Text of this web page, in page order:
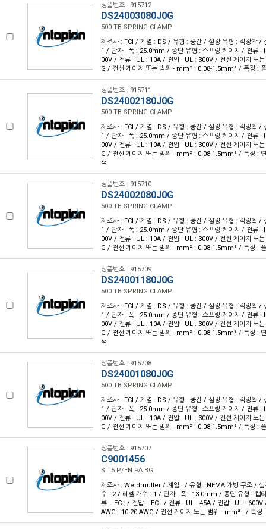
상품번호 : 915712
DS24003080J0G
500 TB SPRING CLAMP
제조사 : FCI / 계열 : DS / 유형 : 중간 / 실장 유형 : 직장착 /
1 / 단자 - 폭 : 25.0mm / 종단 유형 : 스프링 케이지 / 전류 -
00V / 전류 - UL : 10A / 전압 - UL : 300V / 전선 게이지 또
G / 전선 게이지 또는 범위 - mm² : 0.08-1.5mm² / 특징 :
상품번호 : 915711
DS24002180J0G
500 TB SPRING CLAMP
제조사 : FCI / 계열 : DS / 유형 : 중간 / 실장 유형 : 직장착 /
1 / 단자 - 폭 : 25.0mm / 종단 유형 : 스프링 케이지 / 전류 -
00V / 전류 - UL : 10A / 전압 - UL : 300V / 전선 게이지 또
G / 전선 게이지 또는 범위 - mm² : 0.08-1.5mm² / 특징 :
색
상품번호 : 915710
DS24002080J0G
500 TB SPRING CLAMP
제조사 : FCI / 계열 : DS / 유형 : 중간 / 실장 유형 : 직장착 /
1 / 단자 - 폭 : 25.0mm / 종단 유형 : 스프링 케이지 / 전류 -
00V / 전류 - UL : 10A / 전압 - UL : 300V / 전선 게이지 또
G / 전선 게이지 또는 범위 - mm² : 0.08-1.5mm² / 특징 :
상품번호 : 915709
DS24001180J0G
500 TB SPRING CLAMP
제조사 : FCI / 계열 : DS / 유형 : 중간 / 실장 유형 : 직장착 /
1 / 단자 - 폭 : 25.0mm / 종단 유형 : 스프링 케이지 / 전류 -
00V / 전류 - UL : 10A / 전압 - UL : 300V / 전선 게이지 또
G / 전선 게이지 또는 범위 - mm² : 0.08-1.5mm² / 특징 :
색
상품번호 : 915708
DS24001080J0G
500 TB SPRING CLAMP
제조사 : FCI / 계열 : DS / 유형 : 중간 / 실장 유형 : 직장착 /
1 / 단자 - 폭 : 25.0mm / 종단 유형 : 스프링 케이지 / 전류 -
00V / 전류 - UL : 10A / 전압 - UL : 300V / 전선 게이지 또
G / 전선 게이지 또는 범위 - mm² : 0.08-1.5mm² / 특징 :
상품번호 : 915707
C9001456
ST 5 P/EN PA BG
제조사 : Weidmuller / 계열 : / 유형 : NEMA 개방 구조 / 실
수 : 2 / 레벨 개수 : 1 / 단자 - 폭 : 13.0mm / 종단 유형 : 캡
류 - IEC : / 전압 - IEC : / 전류 - UL : 45A / 전압 - UL : 600V
AWG : 10-20 AWG / 전선 게이지 또는 범위 - mm² : / 특징